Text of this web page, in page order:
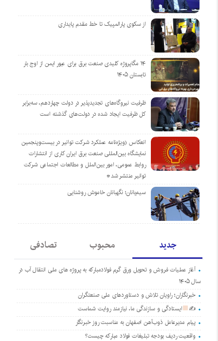
از سکوی پارالمپیک تا خط مقدم پایداری
۱۴ مگاپروژه‌ کلیدی صنعت برق برای عبور ایمن از اوج بار
تابستان ۱۴۰۵
ظرفیت نیروگاه‌های تجدیدپذیر در دولت چهاردهم، سه‌برابر
کل ظرفیت ایجاد شده در دولت‌های گذشته است
انعکاس (ویژه‌نامه عملکرد شرکت توانیر در بیست‌وپنجمین
نمایشگاه بین‌المللی صنعت برق ایران کاری از انتشارات
روابط عمومی، امور بین‌الملل و مطالعات اجتماعی شرکت
توانیر منتشر شد*
سیم‌بانان؛ نگهبانان خاموش روشنایی
جدید محبوب تصادفی
آغاز عملیات فروش و تحویل ورق گرم فولادمبارکه به پروژه های ملی انتقال آب در
سال ۱۴۰۵
خبرنگاران؛ راویان تلاش و دستاوردهای ملی صنعتگران
✍
ایستادگی و سازندگی ما، نیازمند روایت شماست
پیام مدیرعامل ذوب‌آهن اصفهان به مناسبت روز خبرنگار
واقعیت ردیف بودجه تبلیغات فولاد مبارکه چیست؟